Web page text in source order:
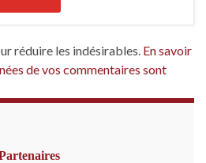
réduire les indésirables. En savoir
de vos commentaires sont